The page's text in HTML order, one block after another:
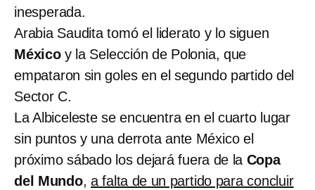
inesperada.
Arabia Saudita tomó el liderato y lo siguen
Méxicoy la Selección de Polonia, que
empataron sin goles en el segundo partido del
Sector C.
La Albiceleste se encuentra en el cuarto lugar
sin puntos y una derrota ante México el
próximo sábado los dejará fuera de la Copa
del Mundo,a falta de un partido para concluir